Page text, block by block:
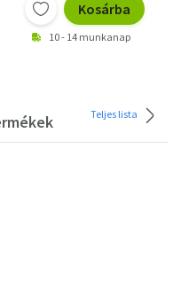
Kosárba
10 - 14 munkanap
Teljes lista